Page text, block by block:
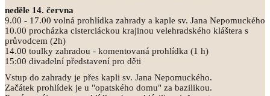
neděle 14. června
9.00 - 17.00 volná prohlídka zahrady a kaple sv. Jana Nepomuckého
10.00 procházka cisterciáckou krajinou velehradského kláštera s
průvodcem (2h)
14.00 toulky zahradou - komentovaná prohlídka (1 h)
15:00 divadelní představení pro děti
Vstup do zahrady je přes kapli sv. Jana Nepomuckého.
Začátek prohlídek je u "opatského domu" za bazilikou.